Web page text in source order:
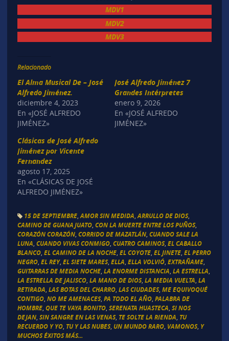
MDV1
MDV2
MDV3
Relacionado
El Alma Musical De – José
Alfredo Jiménez.
diciembre 4, 2023
En «JOSÉ ALFREDO
JIMÉNEZ»
José Alfredo Jiménez 7
Grandes Intérpretes
enero 9, 2026
En «JOSÉ ALFREDO
JIMÉNEZ»
Clásicas de José Alfredo
Jiménez por Vicente
Fernandez
agosto 17, 2025
En «CLÁSICAS DE JOSÉ
ALFREDO JIMÉNEZ»
15 DE SEPTIEMBRE, AMOR SIN MEDIDA ARRULLO DE DIOS,
CAMINO DE GUANAJUATO, CON LA MUERTE ENTRE LOS PUÑOS,
CORAZÓN CORAZÓN, CORRIDO DE MAZATLÁN, CUANDO SALE LA
LUNA CUANDO VIVAS CONMIGO, CUATRO CAMINOS, EL CABALLO
BLANCO, EL CAMINO DE LA NOCHE, EL COYOTE, EL JINETE, EL PERRO
NEGRO, EL REY, EL SIETE MARES, ELLA ELLA VOLVIÓ, EXTRAÑAME,
GUITARRAS DE MEDIA NOCHE, LA ENORME DISTANCIA LA ESTRELLA
LA ESTRELLA DE JALISCO, LA MANO DE DIOS, LA MEDIA VUELTA LA
RETIRADA LAS BOTAS DEL CHARRO, LAS CIUDADES, ME EQUIVOQUÉ
CONTIGO, NO ME AMENACES, PA TODO EL AÑO, PALABRA DE
HOMBRE, QUE TE VAYA BONITO, SERENATA HUASTECA SI NOS
DEJAN, SIN SANGRE EN LAS VENAS, TE SOLTE LA RIENDA TU
RECUERDO Y YO, TU Y LAS NUBES, UN MUNDO RARO, VAMONOS, Y
MUCHOS ÉXITOS MÁS...